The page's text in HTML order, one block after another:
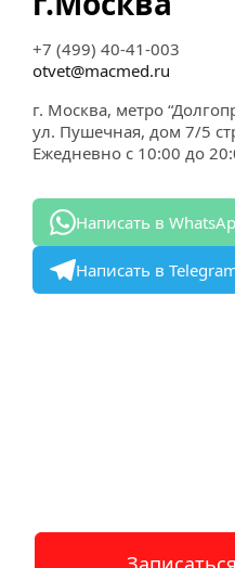
+7 (499) 40-41-003
otvet@macmed.ru
г. Москва, метро
ул. Пушечная, дом 7/5
Ежедневно с 10:00 до
Написать в
Написать в